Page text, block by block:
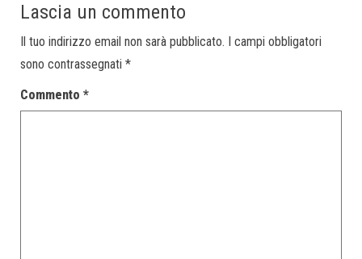
Lascia un commento
Il tuo indirizzo email non sarà pubblicato. I campi obbligatori
sono contrassegnati *
Commento *